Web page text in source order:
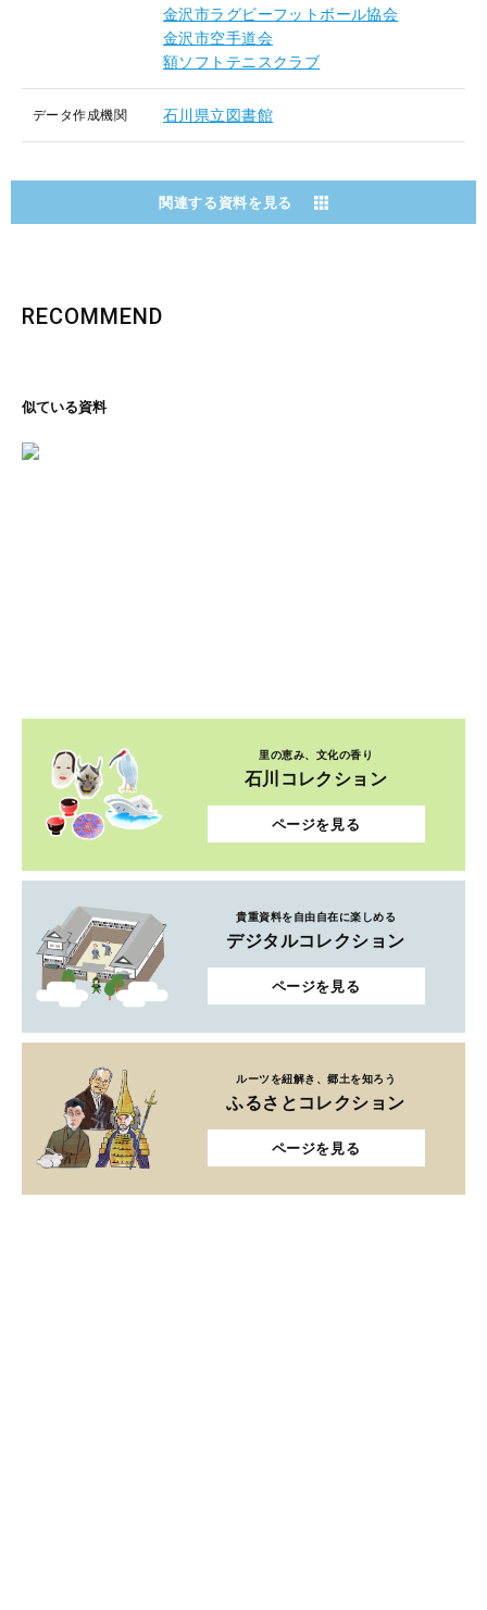
金沢市ラグビーフットボール協会
金沢市空手道会
額ソフトテニスクラブ
データ作成機関 石川県立図書館
関連する資料を見る
RECOMMEND
似ている資料
里の恵み、文化の香り
石川コレクション
ページを見る
貴重資料を自由自在に楽しめる
デジタルコレクション
ページを見る
ルーツを紐解き、郷土を知ろう
ふるさとコレクション
ページを見る